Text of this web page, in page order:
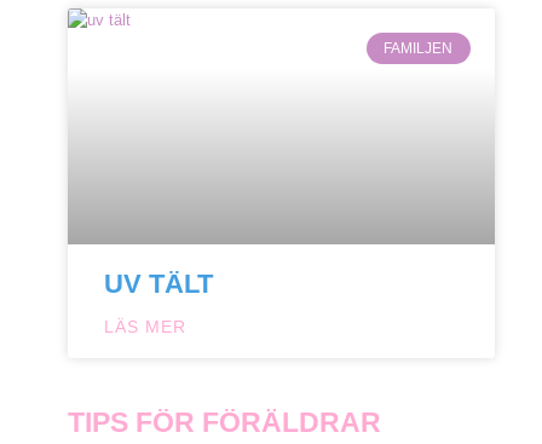
FAMILJEN
UV TÄLT
LÄS MER
TIPS FÖR FÖRÄLDRAR